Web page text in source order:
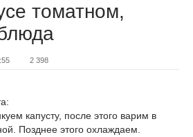
томатном,
2 398
капусту, после этого варим в
Позднее этого охлаждаем.